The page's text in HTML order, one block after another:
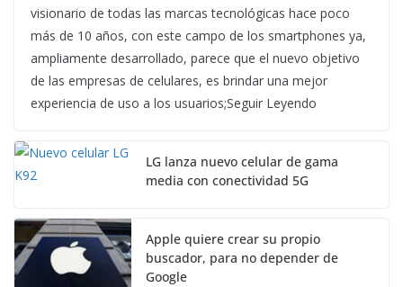
visionario de todas las marcas tecnológicas hace poco
más de 10 años, con este campo de los smartphones ya,
ampliamente desarrollado, parece que el nuevo objetivo
de las empresas de celulares, es brindar una mejor
experiencia de uso a los usuarios;Seguir Leyendo
LG lanza nuevo celular de gama
media con conectividad 5G
Apple quiere crear su propio
buscador, para no depender de
Google